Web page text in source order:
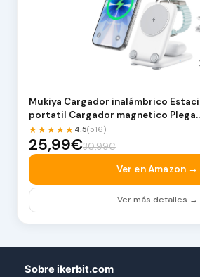
Mukiya Cargador inalámbrico
portatil Cargador magnetico
★★★★★ 4.5(516)
25,99€30,99€
Ver en Amazon →
Ver más detalles →
Sobre ikerbit.com